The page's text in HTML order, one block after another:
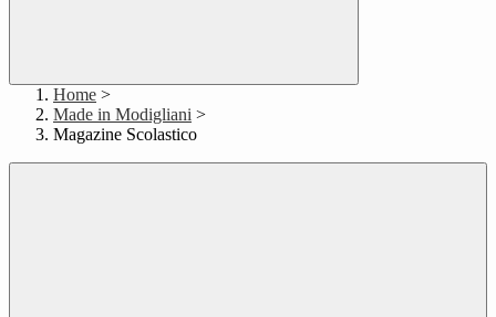
Home >
Made in Modigliani >
Magazine Scolastico